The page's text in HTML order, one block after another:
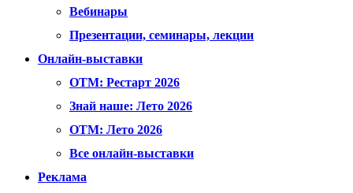
Вебинары
Презентации, семинары, лекции
Онлайн-выставки
OTM: Рестарт 2026
Знай наше: Лето 2026
OTM: Лето 2026
Все онлайн-выставки
Реклама